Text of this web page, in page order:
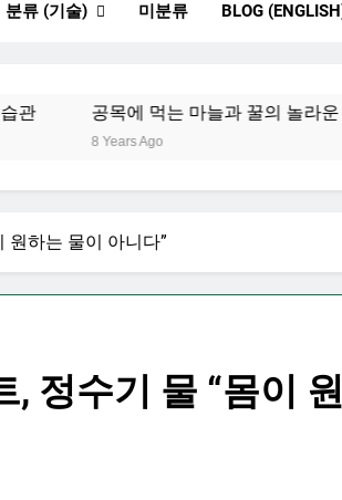
분류 (기술) 미분류 BLOG
공목에 먹는 마늘과 꿀의 놀라운
8 Years Ago
원하는 물이 아니다”
정수기 물 “몸이